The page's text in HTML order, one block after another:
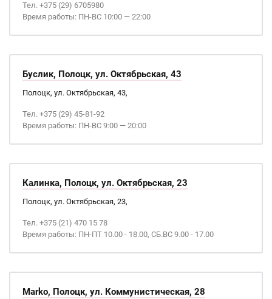
Тел. +375 (29) 6705980
Время работы: ПН-ВС 10:00 — 22:00
Буслик, Полоцк, ул. Октябрьская, 43
Полоцк, ул. Октябрьская, 43,
Тел. +375 (29) 45-81-92
Время работы: ПН-ВС 9:00 — 20:00
Калинка, Полоцк, ул. Октябрьская, 23
Полоцк, ул. Октябрьская, 23,
Тел. +375 (21) 470 15 78
Время работы: ПН-ПТ 10.00 - 18.00, СБ.ВС 9.00 - 17.00
Marko, Полоцк, ул. Коммунистическая, 28